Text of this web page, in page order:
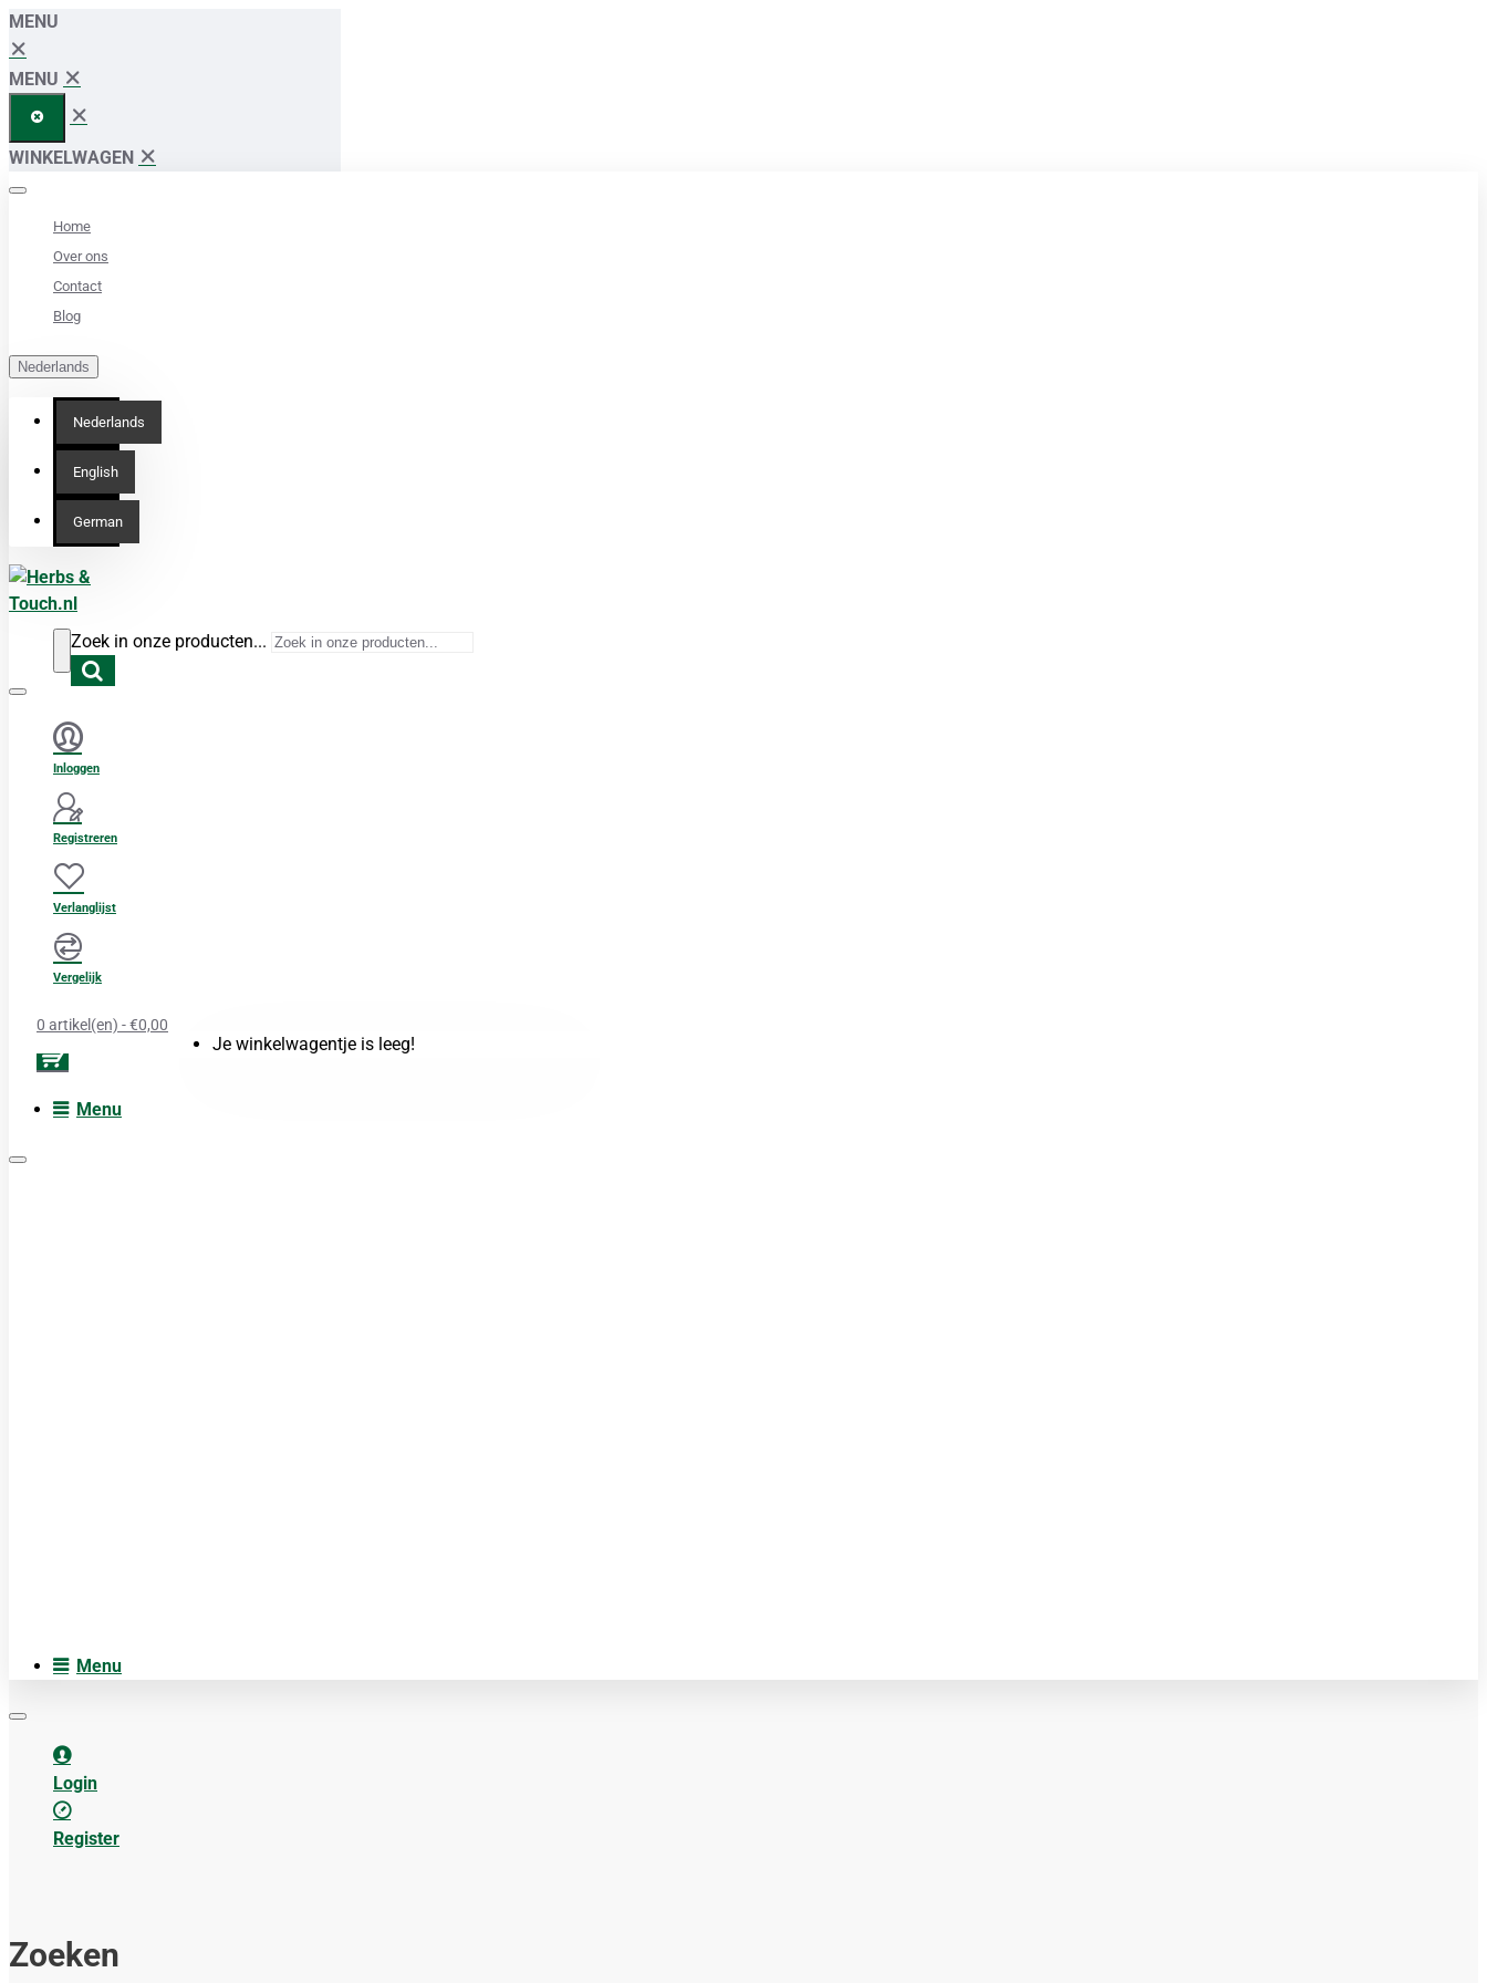
MENU
MENU
WINKELWAGEN
Home
Over ons
Contact
Blog
Nederlands
Nederlands
English
German
Zoek in onze producten...
Inloggen
Registreren
Verlanglijst
Vergelijk
0 artikel(en) - €0,00
Je winkelwagentje is leeg!
Menu
Menu
Login
Register
Zoeken